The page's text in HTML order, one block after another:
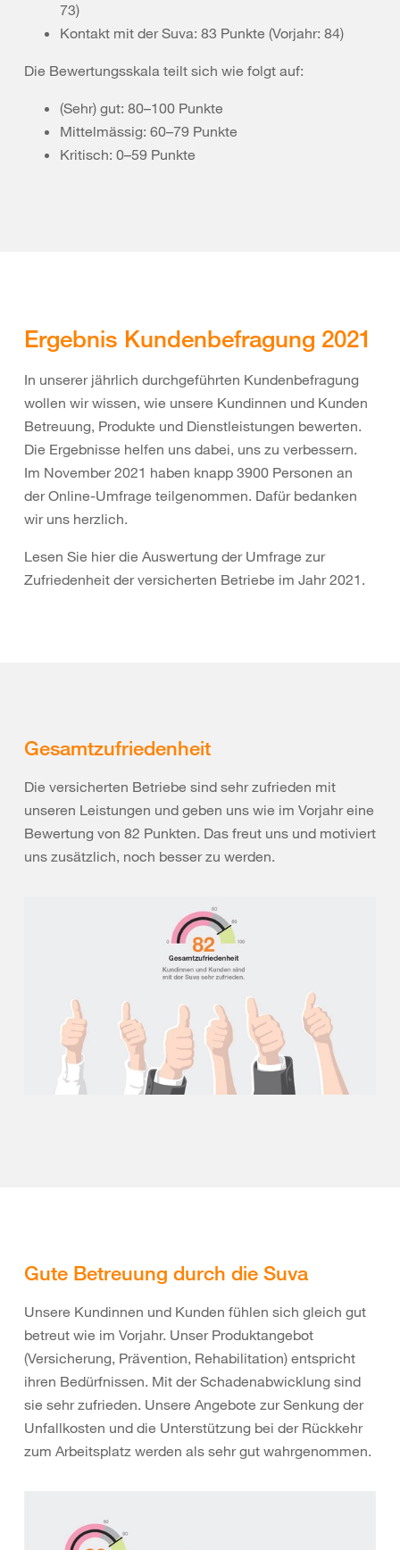
73)
Kontakt mit der Suva: 83 Punkte (Vorjahr: 84)
Die Bewertungsskala teilt sich wie folgt auf:
(Sehr) gut: 80–100 Punkte
Mittelmässig: 60–79 Punkte
Kritisch: 0–59 Punkte
Ergebnis Kundenbefragung 2021
In unserer jährlich durchgeführten Kundenbefragung
wollen wir wissen, wie unsere Kundinnen und Kunden
Betreuung, Produkte und Dienstleistungen bewerten.
Die Ergebnisse helfen uns dabei, uns zu verbessern.
Im November 2021 haben knapp 3900 Personen an
der Online-Umfrage teilgenommen. Dafür bedanken
wir uns herzlich.
Lesen Sie hier die Auswertung der Umfrage zur
Zufriedenheit der versicherten Betriebe im Jahr 2021.
Gesamtzufriedenheit
Die versicherten Betriebe sind sehr zufrieden mit
unseren Leistungen und geben uns wie im Vorjahr eine
Bewertung von 82 Punkten. Das freut uns und motiviert
uns zusätzlich, noch besser zu werden.
Gute Betreuung durch die Suva
Unsere Kundinnen und Kunden fühlen sich gleich gut
betreut wie im Vorjahr. Unser Produktangebot
(Versicherung, Prävention, Rehabilitation) entspricht
ihren Bedürfnissen. Mit der Schadenabwicklung sind
sie sehr zufrieden. Unsere Angebote zur Senkung der
Unfallkosten und die Unterstützung bei der Rückkehr
zum Arbeitsplatz werden als sehr gut wahrgenommen.